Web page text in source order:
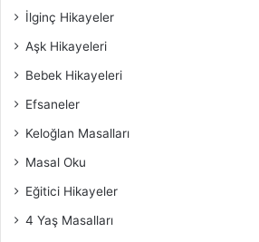
İlginç Hikayeler
Aşk Hikayeleri
Bebek Hikayeleri
Efsaneler
Keloğlan Masalları
Masal Oku
Eğitici Hikayeler
4 Yaş Masalları